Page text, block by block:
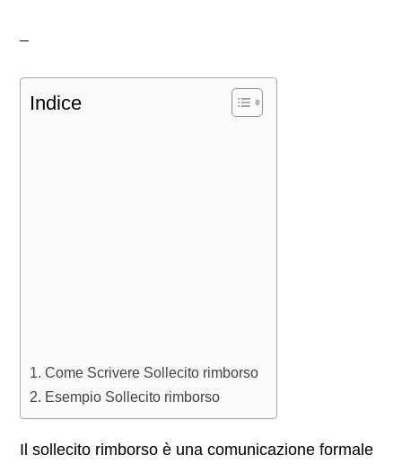
Indice
Come Scrivere Sollecito rimborso
Esempio Sollecito rimborso
Il sollecito rimborso è una comunicazione formale